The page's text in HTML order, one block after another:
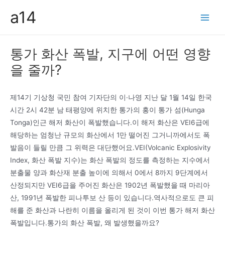
a14
통가 화산 폭발, 지구에 어떤 영향
을 줄까?
제14기 기상청 국민 참여 기자단의 이·나영 지난 달 1월 14일 한국
시간 2시 42분 남 태평양에 위치한 통가의 홍이 통가 섬(Hunga
Tonga)인근 해저 화산이 폭발했습니다.이 해저 화산은 VEI6급에
해당하는 엄청난 규모의 화산에서 1만 떨어진 그거니까에서도 폭
발음이 들릴 만큼 그 위력은 대단했어요.VEI(Volcanic Explosivity
Index, 화산 폭발 지수)는 화산 폭발의 정도를 측정하는 지수에서
분출물 양과 화산재 분출 높이에 의해서 0에서 8까지 9단계에서
산정되지만 VEI6급을 주어진 화산은 1902년 폭발했을 때 마리아
산, 1991년 폭발한 피나투보 산 등이 있습니다.역사적으로도 큰 피
해를 준 화산과 나란히 이름을 올리게 된 것이 이번 통가 해저 화산
폭발입니다.통가의 화산 폭발, 왜 발생했을까요?